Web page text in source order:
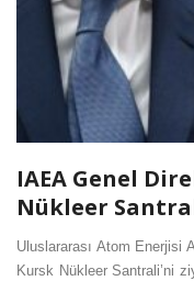
IAEA Genel
Nükleer
Uluslararası Atom Enerjisi
Kursk Nükleer Santrali’ni